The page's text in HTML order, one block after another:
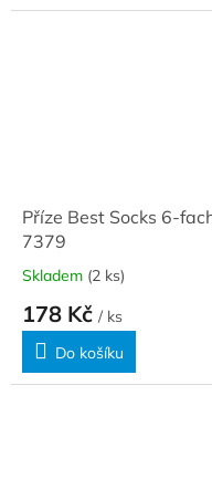
Příze Best Socks 6-
7379
Skladem (2 ks)
178 Kč / ks
Do košíku